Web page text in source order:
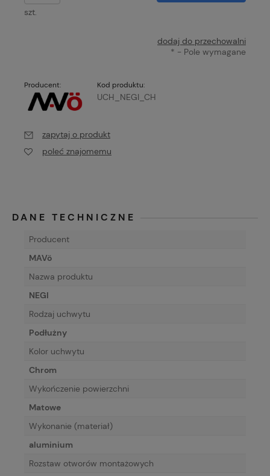
szt.
dodaj do przechowalni
* - Pole wymagane
Producent: Kod produktu:
UCH_NEGI_CH
zapytaj o produkt
poleć znajomemu
DANE TECHNICZNE
Producent
MAVö
Nazwa produktu
NEGI
Rodzaj uchwytu
Podłużny
Kolor uchwytu
Chrom
Wykończenie powierzchni
Matowe
Wykonanie (materiał)
aluminium
Rozstaw otworów montażowych